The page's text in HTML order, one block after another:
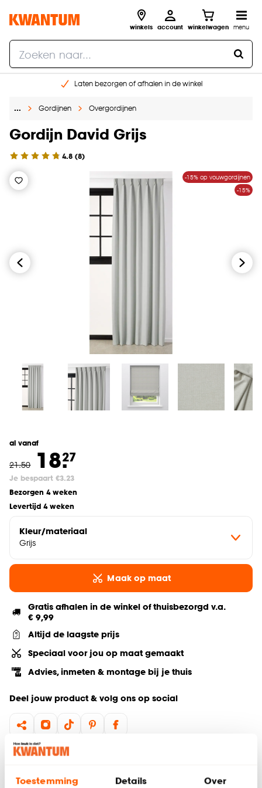
Toestemming Details Over
winkels account winkelwagen menu
Laten bezorgen of afhalen in de winkel
Gratis raam advies en inmeten aan huis
… Gordijnen Overgordijnen
Gordijn David Grijs
4.8 (8)
-15% op vouwgordijnen
-15%
al vanaf
21.50 18.27
Je bespaart €3.23
Bezorgen 4 weken
Levertijd 4 weken
Kleur/materiaal
Grijs
Maak op maat
Gratis afhalen in de winkel of thuisbezorgd v.a.
€ 9,99
Altijd de laagste prijs
Speciaal voor jou op maat gemaakt
Advies, inmeten & montage bij je thuis
Deel jouw product & volg ons op social
Hulp nodig? Wij regelen het voor je!
Gratis advies aan huis